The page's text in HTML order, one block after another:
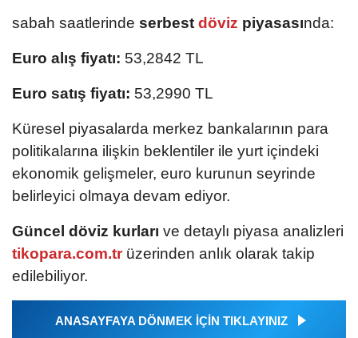
sabah saatlerinde serbest döviz piyasasında:
Euro alış fiyatı: 53,2842 TL
Euro satış fiyatı: 53,2990 TL
Küresel piyasalarda merkez bankalarının para
politikalarına ilişkin beklentiler ile yurt içindeki
ekonomik gelişmeler, euro kurunun seyrinde
belirleyici olmaya devam ediyor.
Güncel döviz kurları ve detaylı piyasa analizleri
tikopara.com.trüzerinden anlık olarak takip
edilebiliyor.
ANASAYFAYA DÖNMEK İÇİN TIKLAYINIZ